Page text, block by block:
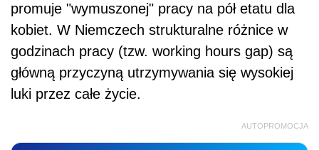
promuje "wymuszonej" pracy na pół etatu dla
kobiet. W Niemczech strukturalne różnice w
godzinach pracy (tzw. working hours gap) są
główną przyczyną utrzymywania się wysokiej
luki przez całe życie.
AUTOPROMOCJA